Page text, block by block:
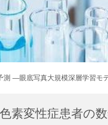
測 ―眼底写真大規模深層学習
素変性症患者の